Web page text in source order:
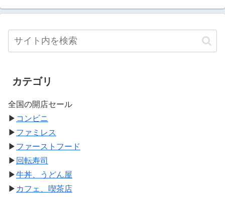
カテゴリ
全国の開店セール
▶ コンビニ
▶ ファミレス
▶ ファーストフード
▶ 回転寿司
▶牛丼、うどん屋
▶ カフェ、喫茶店